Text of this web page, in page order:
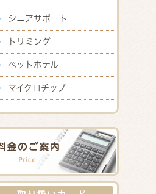
シニアサポート
トリミング
ペットホテル
マイクロチップ